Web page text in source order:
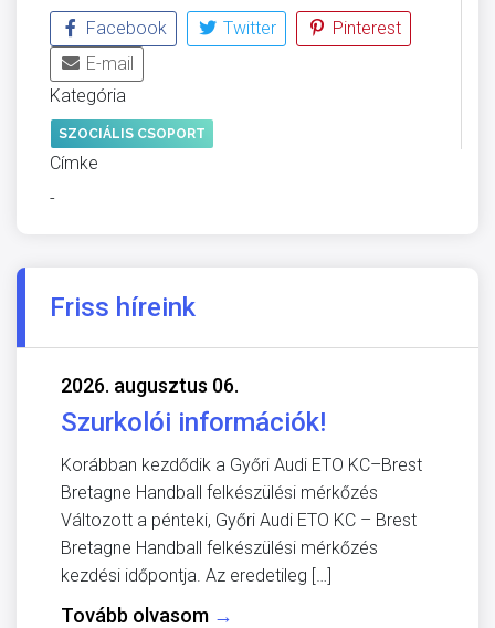
Facebook
Twitter
Pinterest
E-mail
Kategória
SZOCIÁLIS CSOPORT
Címke
-
Friss híreink
2026. augusztus 06.
Szurkolói információk!
Korábban kezdődik a Győri Audi ETO KC–Brest
Bretagne Handball felkészülési mérkőzés
Változott a pénteki, Győri Audi ETO KC – Brest
Bretagne Handball felkészülési mérkőzés
kezdési időpontja. Az eredetileg […]
Tovább olvasom →